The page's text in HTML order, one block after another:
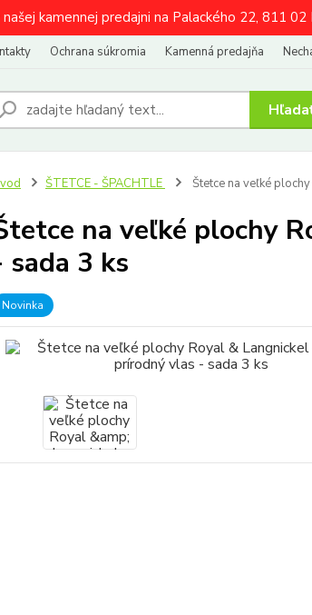
kamennej predajni na Palackého 22, 811
Ochrana súkromia Kamenná predajňa
ŠTETCE - ŠPACHTLE Štetce na veľké
na veľké plochy
sada 3 ks
Novinka